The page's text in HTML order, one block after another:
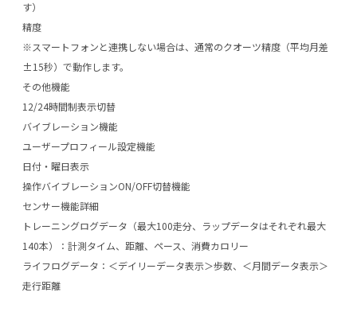
す）
精度
※スマートフォンと連携しない場合は、通常のクオーツ精度（平均月差
±15秒）で動作します。
その他機能
12/24時間制表示切替
バイブレーション機能
ユーザープロフィール設定機能
日付・曜日表示
操作バイブレーションON/OFF切替機能
センサー機能詳細
トレーニングログデータ（最大100走分、ラップデータはそれぞれ最大
140本）：計測タイム、距離、ペース、消費カロリー
ライフログデータ：＜デイリーデータ表示＞歩数、＜月間データ表示＞
走行距離